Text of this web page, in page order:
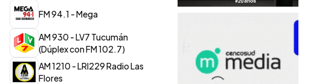
FM 94.1 - Mega
AM 930 - LV7 Tucumán
(Dúplex con FM 102.7)
AM 1210 - LRI229 Radio Las
Flores